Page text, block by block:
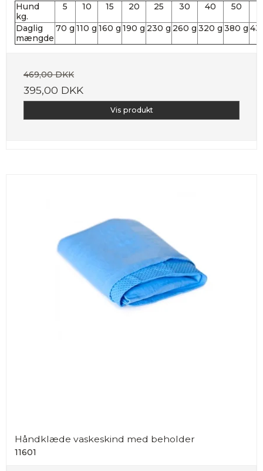
Hund
kg.
5 10 15 20 25 30 40 50
Daglig
mængde
70 g 110 g 160 g 190 g 230 g 260 g 320 g 380 g
469,00 DKK
395,00 DKK
Vis produkt
Håndklæde vaskeskind med beholder
11601